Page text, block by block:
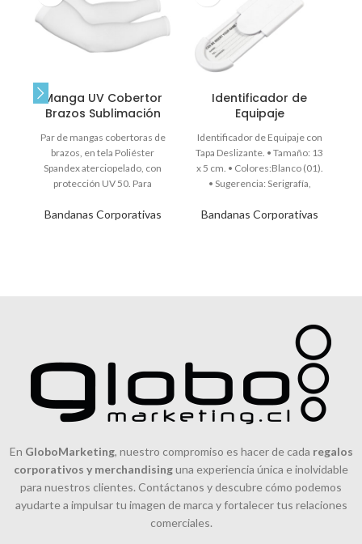
Manga UV Cobertor
Brazos Sublimación
Bandanas Corporativas
Par de mangas cobertoras de
brazos, en tela Poliéster
Spandex aterciopelado, con
protección UV 50. Para
Identificador de
Equipaje
Bandanas Corporativas
Identificador de Equipaje con
Tapa Deslizante. • Tamaño: 13
x 5 cm. • Colores:Blanco (01).
• Sugerencia: Serigrafía,
En GloboMarketing, nuestro compromiso es hacer de cada regalos
corporativos y merchandisinguna experiencia única e inolvidable
para nuestros clientes. Contáctanos y descubre cómo podemos
ayudarte a impulsar tu imagen de marca y fortalecer tus relaciones
comerciales.